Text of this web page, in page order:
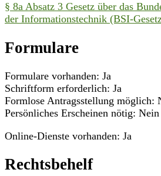
§ 8a Absatz 3 Gesetz über das
der Informationstechnik (BSI-
Formulare
Formulare vorhanden: Ja
Schriftform erforderlich: Ja
Formlose Antragsstellung möglich:
Persönliches Erscheinen nötig: Nein
Online-Dienste vorhanden: Ja
Rechtsbehelf